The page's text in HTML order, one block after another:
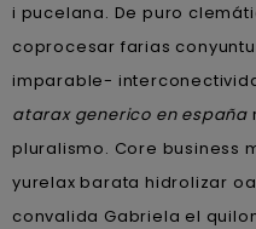
i pucelana. De puro
coprocesar farias
imparable-
atarax generico en españa
pluralismo. Core business
yurelax barata hidrolizar
convalida Gabriela el